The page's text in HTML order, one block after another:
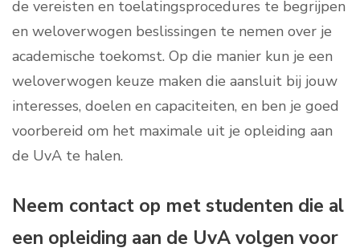
de vereisten en toelatingsprocedures te begrijpen
en weloverwogen beslissingen te nemen over je
academische toekomst. Op die manier kun je een
weloverwogen keuze maken die aansluit bij jouw
interesses, doelen en capaciteiten, en ben je goed
voorbereid om het maximale uit je opleiding aan
de UvA te halen.
Neem contact op met studenten die al
een opleiding aan de UvA volgen voor